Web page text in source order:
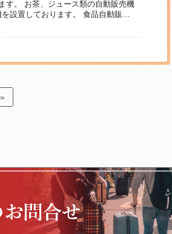
す。 お茶、ジュース類の自動販売機
設置しております。 食品自動販売
»